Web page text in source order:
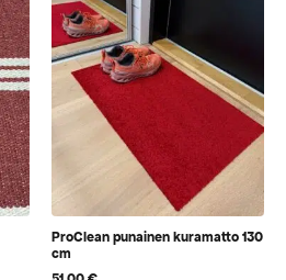
ProClean punainen kuramatto 130
cm